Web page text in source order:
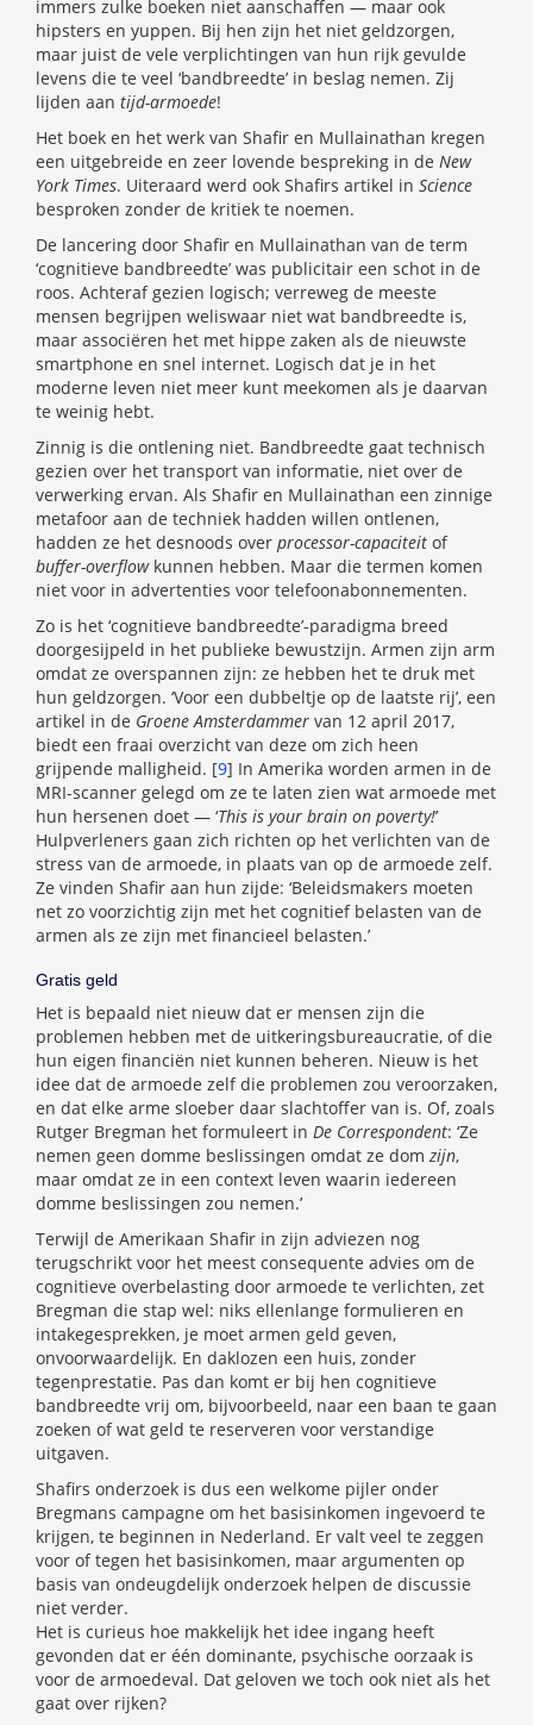
immers zulke boeken niet aanschaffen — maar ook
hipsters en yuppen. Bij hen zijn het niet geldzorgen,
maar juist de vele verplichtingen van hun rijk gevulde
levens die te veel ‘bandbreedte’ in beslag nemen. Zij
lijden aan tijd-armoede!
Het boek en het werk van Shafir en Mullainathan kregen
een uitgebreide en zeer lovende bespreking in de New
York Times. Uiteraard werd ook Shafirs artikel in Science
besproken zonder de kritiek te noemen.
De lancering door Shafir en Mullainathan van de term
‘cognitieve bandbreedte’ was publicitair een schot in de
roos. Achteraf gezien logisch; verreweg de meeste
mensen begrijpen weliswaar niet wat bandbreedte is,
maar associëren het met hippe zaken als de nieuwste
smartphone en snel internet. Logisch dat je in het
moderne leven niet meer kunt meekomen als je daarvan
te weinig hebt.
Zinnig is die ontlening niet. Bandbreedte gaat technisch
gezien over het transport van informatie, niet over de
verwerking ervan. Als Shafir en Mullainathan een zinnige
metafoor aan de techniek hadden willen ontlenen,
hadden ze het desnoods over processor-capaciteit of
buffer-overflowkunnen hebben. Maar die termen komen
niet voor in advertenties voor telefoonabonnementen.
Zo is het ‘cognitieve bandbreedte’-paradigma breed
doorgesijpeld in het publieke bewustzijn. Armen zijn arm
omdat ze overspannen zijn: ze hebben het te druk met
hun geldzorgen. ‘Voor een dubbeltje op de laatste rij’, een
artikel in de Groene Amsterdammer van 12 april 2017,
biedt een fraai overzicht van deze om zich heen
grijpende malligheid. [9] In Amerika worden armen in de
MRI-scanner gelegd om ze te laten zien wat armoede met
hun hersenen doet — ‘This is your brain on poverty!’
Hulpverleners gaan zich richten op het verlichten van de
stress van de armoede, in plaats van op de armoede zelf.
Ze vinden Shafir aan hun zijde: ‘Beleidsmakers moeten
net zo voorzichtig zijn met het cognitief belasten van de
armen als ze zijn met financieel belasten.’
Gratis geld
Het is bepaald niet nieuw dat er mensen zijn die
problemen hebben met de uitkeringsbureaucratie, of die
hun eigen financiën niet kunnen beheren. Nieuw is het
idee dat de armoede zelf die problemen zou veroorzaken,
en dat elke arme sloeber daar slachtoffer van is. Of, zoals
Rutger Bregman het formuleert in De Correspondent: ‘Ze
nemen geen domme beslissingen omdat ze dom zijn,
maar omdat ze in een context leven waarin iedereen
domme beslissingen zou nemen.’
Terwijl de Amerikaan Shafir in zijn adviezen nog
terugschrikt voor het meest consequente advies om de
cognitieve overbelasting door armoede te verlichten, zet
Bregman die stap wel: niks ellenlange formulieren en
intakegesprekken, je moet armen geld geven,
onvoorwaardelijk. En daklozen een huis, zonder
tegenprestatie. Pas dan komt er bij hen cognitieve
bandbreedte vrij om, bijvoorbeeld, naar een baan te gaan
zoeken of wat geld te reserveren voor verstandige
uitgaven.
Shafirs onderzoek is dus een welkome pijler onder
Bregmans campagne om het basisinkomen ingevoerd te
krijgen, te beginnen in Nederland. Er valt veel te zeggen
voor of tegen het basisinkomen, maar argumenten op
basis van ondeugdelijk onderzoek helpen de discussie
niet verder.
Het is curieus hoe makkelijk het idee ingang heeft
gevonden dat er één dominante, psychische oorzaak is
voor de armoedeval. Dat geloven we toch ook niet als het
gaat over rijken?